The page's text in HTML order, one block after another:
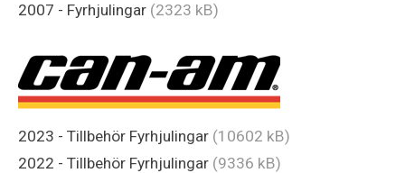
2007 - Fyrhjulingar (2323 kB)
2023 - Tillbehör Fyrhjulingar (10602 kB)
2022 - Tillbehör Fyrhjulingar (9336 kB)